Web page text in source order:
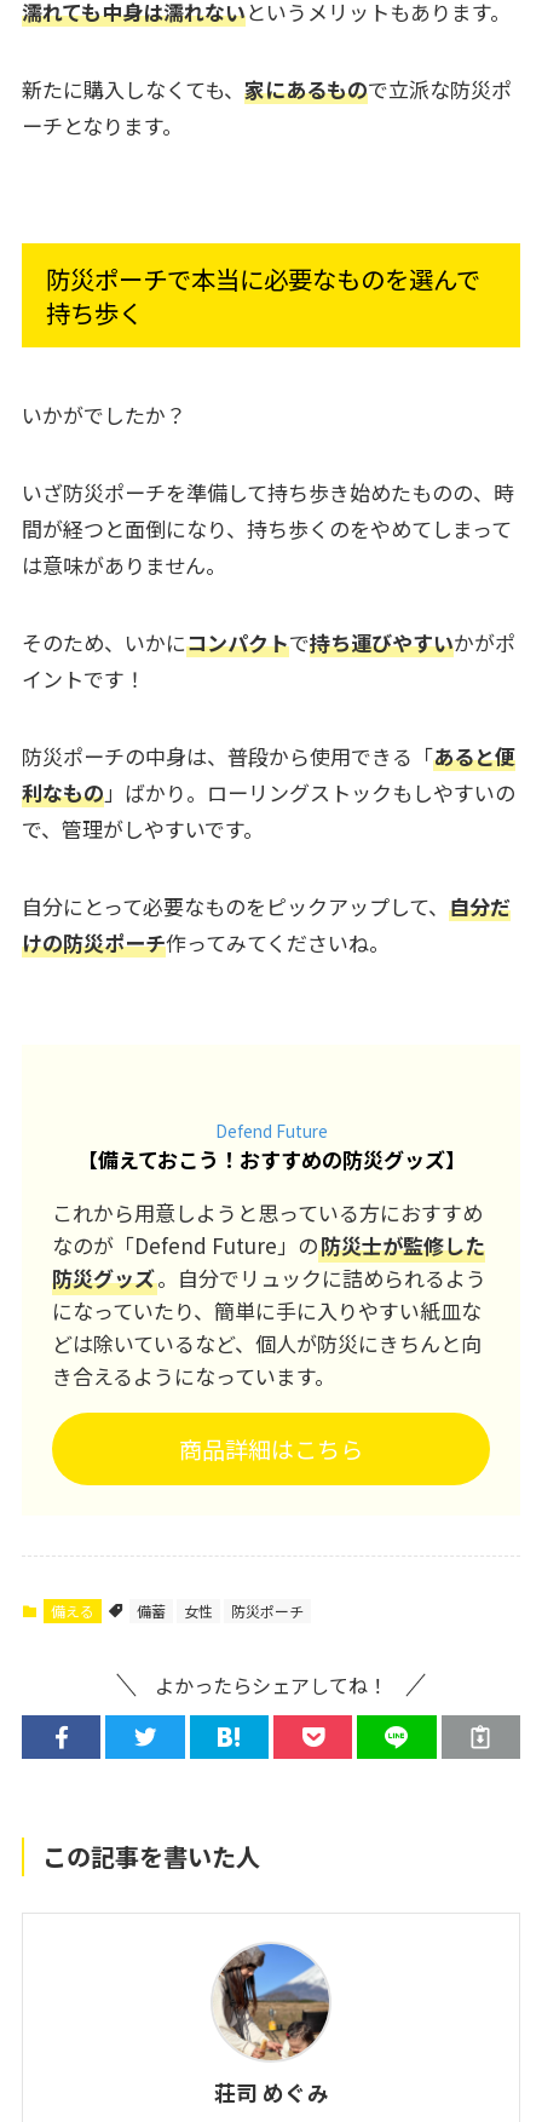
濡れても中身は濡れないというメリットもあります。
新たに購入しなくても、 家にあるもので立派な防災ポ
ーチとなります。
防災ポーチで本当に必要なものを選んで
持ち歩く
いかがでしたか？
いざ防災ポーチを準備して持ち歩き始めたものの、時
間が経つと面倒になり、持ち歩くのをやめてしまって
は意味がありません。
そのため、いかにコンパクトで持ち運びやすいかがポ
イントです！
防災ポーチの中身は、普段から使用できる「あると便
利なもの」ばかり。ローリングストックもしやすいの
で、管理がしやすいです。
自分にとって必要なものをピックアップして、 自分だ
けの防災ポーチ作ってみてくださいね。
Defend Future
【備えておこう！おすすめの防災グッズ】
これから用意しようと思っている方におすすめ
なのが「Defend Future」の防災士が監修した
防災グッズ。自分でリュックに詰められるよう
になっていたり、簡単に手に入りやすい紙皿な
どは除いているなど、個人が防災にきちんと向
き合えるようになっています。
商品詳細はこちら
備える 備蓄 女性 防災ポーチ
よかったらシェアしてね！
この記事を書いた人
荘司 めぐみ